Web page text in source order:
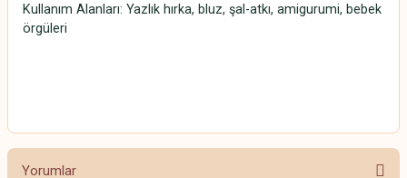
Kullanım Alanları: Yazlık hırka, bluz, şal-atkı, amigurumi, bebek
örgüleri
Yorumlar